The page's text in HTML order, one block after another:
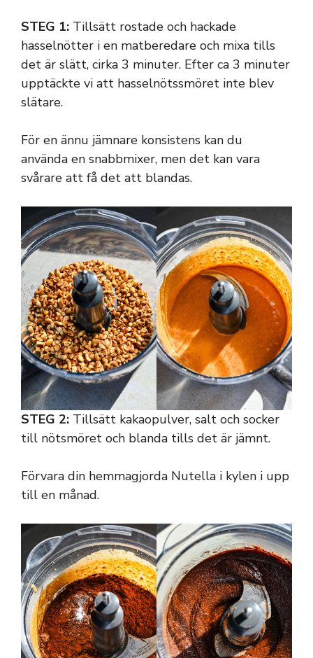
STEG 1: Tillsätt rostade och hackade
hasselnötter i en matberedare och mixa tills
det är slätt, cirka 3 minuter. Efter ca 3 minuter
upptäckte vi att hasselnötssmöret inte blev
slätare.
För en ännu jämnare konsistens kan du
använda en snabbmixer, men det kan vara
svårare att få det att blandas.
STEG 2: Tillsätt kakaopulver, salt och socker
till nötsmöret och blanda tills det är jämnt.
Förvara din hemmagjorda Nutella i kylen i upp
till en månad.